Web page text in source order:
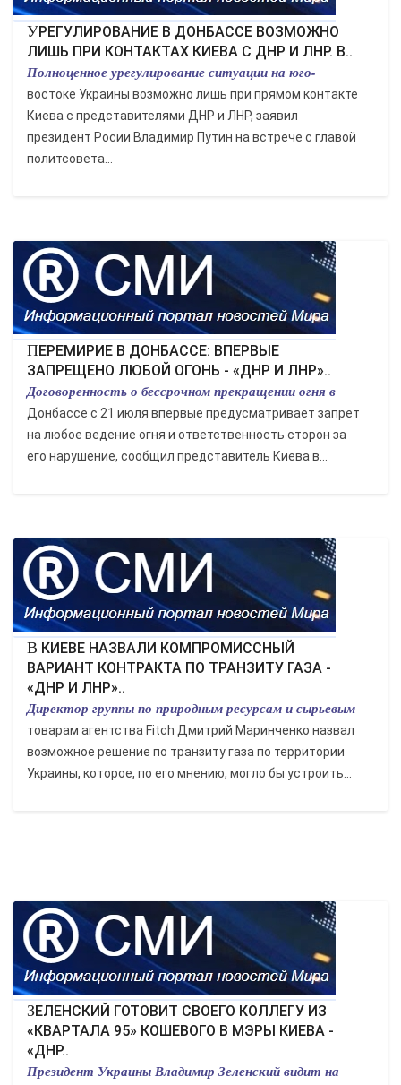
УРЕГУЛИРОВАНИЕ В ДОНБАССЕ ВОЗМОЖНО
ЛИШЬ ПРИ КОНТАКТАХ КИЕВА С ДНР И ЛНР. В..
Полноценное урегулирование ситуации на юго-
востоке Украины возможно лишь при прямом контакте
Киева с представителями ДНР и ЛНР, заявил
президент Росии Владимир Путин на встрече с главой
политсовета...
ПЕРЕМИРИЕ В ДОНБАССЕ: ВПЕРВЫЕ
ЗАПРЕЩЕНО ЛЮБОЙ ОГОНЬ - «ДНР И ЛНР»..
Договоренность о бессрочном прекращении огня в
Донбассе с 21 июля впервые предусматривает запрет
на любое ведение огня и ответственность сторон за
его нарушение, сообщил представитель Киева в...
В КИЕВЕ НАЗВАЛИ КОМПРОМИССНЫЙ
ВАРИАНТ КОНТРАКТА ПО ТРАНЗИТУ ГАЗА -
«ДНР И ЛНР»..
Директор группы по природным ресурсам и сырьевым
товарам агентства Fitch Дмитрий Маринченко назвал
возможное решение по транзиту газа по территории
Украины, которое, по его мнению, могло бы устроить...
ЗЕЛЕНСКИЙ ГОТОВИТ СВОЕГО КОЛЛЕГУ ИЗ
«КВАРТАЛА 95» КОШЕВОГО В МЭРЫ КИЕВА -
«ДНР..
Президент Украины Владимир Зеленский видит на